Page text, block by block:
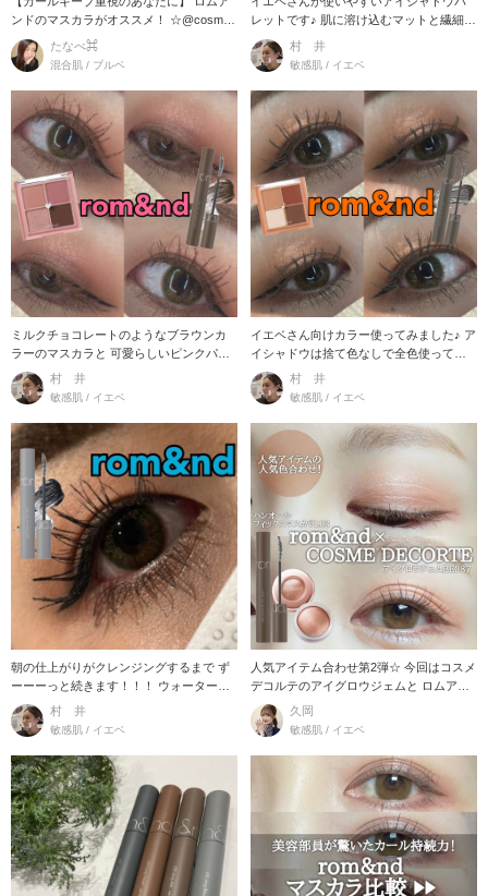
ンドのマスカラがオススメ！ ☆@cosme
ベスト
たなべ⌘
混合肌 / ブルベ
レットです♪ 肌に溶け込むマットと繊細な
他にないラメ
村 井
敏感肌 / イエベ
ミルクチョコレートのようなブラウンカ
ラーのマスカラと 可愛らしいピンクパレ
ットでメイクし
村 井
敏感肌 / イエベ
イエベさん向けカラー使ってみました♪ ア
イシャドウは捨て色なしで全色使ってい
ます★
村 井
敏感肌 / イエベ
朝の仕上がりがクレンジングするまで ず
ーーーっと続きます！！！ ウォータープ
ルーフでマ
村 井
敏感肌 / イエベ
人気アイテム合わせ第2弾☆ 今回はコスメ
デコルテのアイグロウジェムと ロムアン
ドのマスカ
久岡
敏感肌 / イエベ